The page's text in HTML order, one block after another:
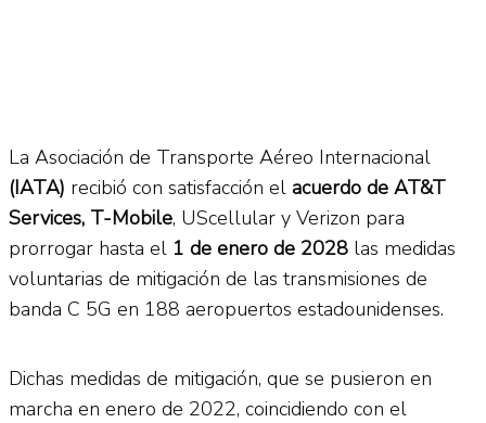
La Asociación de Transporte Aéreo Internacional
(IATA) recibió con satisfacción el acuerdo de AT&T
Services, T-Mobile, UScellular y Verizon para
prorrogar hasta el 1 de enero de 2028 las medidas
voluntarias de mitigación de las transmisiones de
banda C 5G en 188 aeropuertos estadounidenses.
Dichas medidas de mitigación, que se pusieron en
marcha en enero de 2022, coincidiendo con el